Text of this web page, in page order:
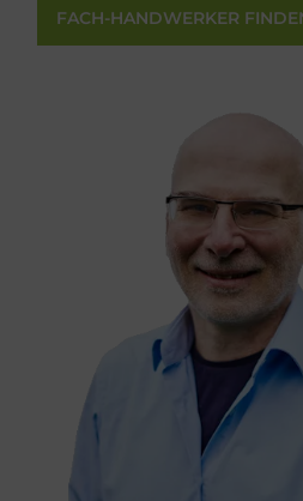
FACH-HANDWERKER